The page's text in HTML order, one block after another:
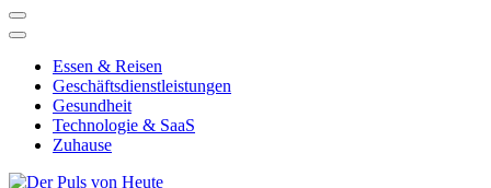
Essen & Reisen
Geschäftsdienstleistungen
Gesundheit
Technologie & SaaS
Zuhause